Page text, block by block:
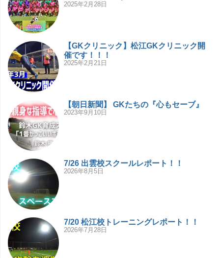
2025年2月28日
【GKクリニック】松江GKクリニック開
催です！！！
2025年2月21日
【朝日新聞】 GKたちの『心もセーブ』
2023年9月10日
7/26 出雲校スクールレポート！！
2026年8月5日
7/20 松江校トレーニングレポート！！
2026年7月28日